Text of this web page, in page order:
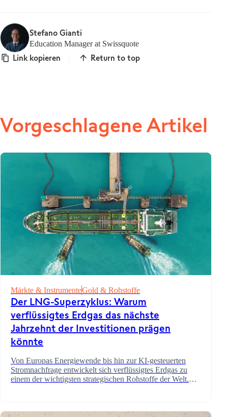
Stefano Gianti
Education Manager at Swissquote
Link kopieren Return to top
Vorgeschlagene Artikel
Märkte & InstrumenteGold & Rohstoffe
Der LNG-Superzyklus: Warum
verflüssigtes Erdgas das nächste
Jahrzehnt der Investitionen prägen
könnte
Von Europas Energiewende bis hin zur KI-gesteuerten
Stromnachfrage entwickelt sich verflüssigtes Erdgas zu
einem der wichtigsten strategischen Rohstoffe der Welt.